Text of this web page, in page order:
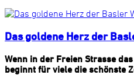
Das goldene Herz der
Wenn in der Freien Strasse
beginnt für viele die schönste